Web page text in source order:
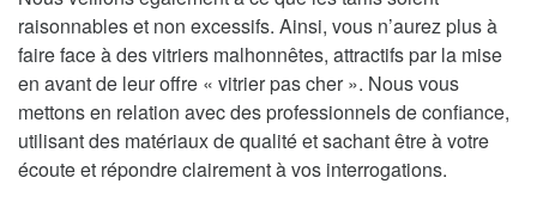
raisonnables et non excessifs. Ainsi, vous n’aurez plus à
faire face à des vitriers malhonnêtes, attractifs par la mise
en avant de leur offre « vitrier pas cher ». Nous vous
mettons en relation avec des professionnels de confiance,
utilisant des matériaux de qualité et sachant être à votre
écoute et répondre clairement à vos interrogations.